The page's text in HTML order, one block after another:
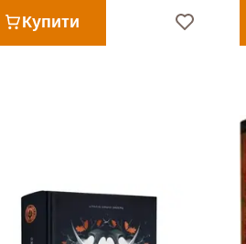
Купити